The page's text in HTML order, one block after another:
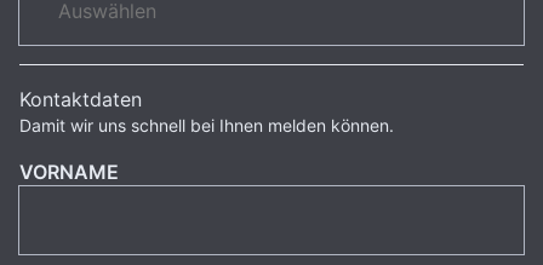
Kontaktdaten
Damit wir uns schnell bei Ihnen melden können.
VORNAME